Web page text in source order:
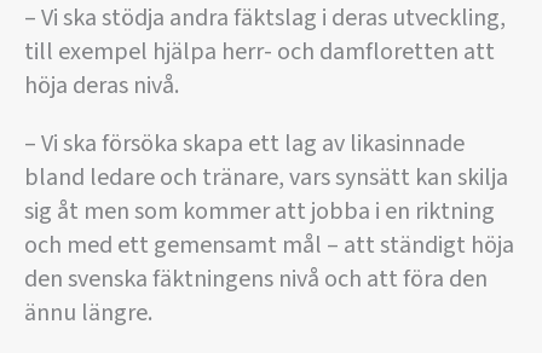
– Vi ska stödja andra fäktslag i deras utveckling,
till exempel hjälpa herr- och damfloretten att
höja deras nivå.
– Vi ska försöka skapa ett lag av likasinnade
bland ledare och tränare, vars synsätt kan skilja
sig åt men som kommer att jobba i en riktning
och med ett gemensamt mål – att ständigt höja
den svenska fäktningens nivå och att föra den
ännu längre.